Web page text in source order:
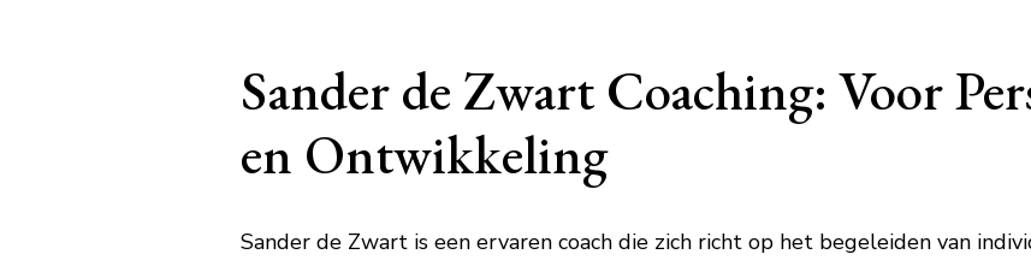
Sander de Zwart Coaching: Voor
en Ontwikkeling
Sander de Zwart is een ervaren coach die zich richt op het begeleiden van